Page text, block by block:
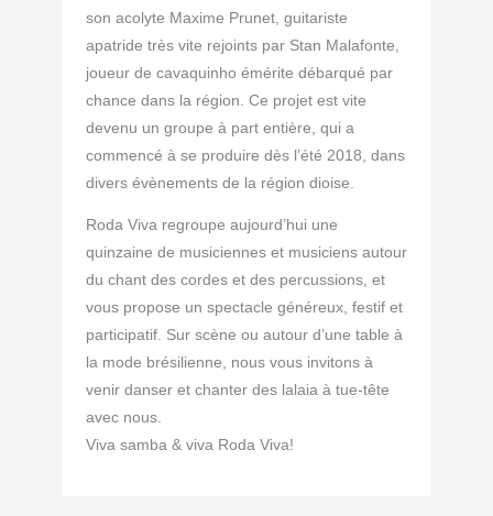
son acolyte Maxime Prunet, guitariste
apatride très vite rejoints par Stan Malafonte,
joueur de cavaquinho émérite débarqué par
chance dans la région. Ce projet est vite
devenu un groupe à part entière, qui a
commencé à se produire dès l’été 2018, dans
divers évènements de la région dioise.
Roda Viva regroupe aujourd’hui une
quinzaine de musiciennes et musiciens autour
du chant des cordes et des percussions, et
vous propose un spectacle généreux, festif et
participatif. Sur scène ou autour d’une table à
la mode brésilienne, nous vous invitons à
venir danser et chanter des lalaia à tue-tête
avec nous.
Viva samba & viva Roda Viva!